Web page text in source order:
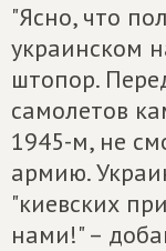
"Ясно, что
украинском
штопор.
самолетов
1945-м, не
армию.
"киевских
нами!" –